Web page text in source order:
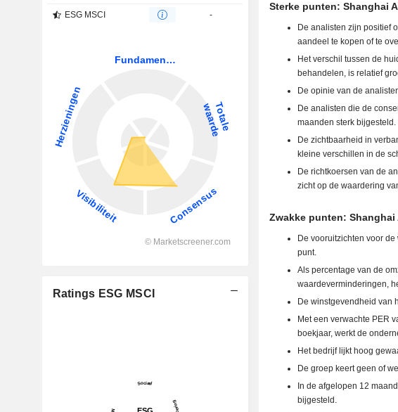
ESG MSCI -
Ratings ESG MSCI
Sterke punten: Shanghai
De analisten zijn positief
aandeel te kopen of te
Het verschil tussen de
behandelen, is relatief
De opinie van de
De analisten die de
maanden sterk bijgesteld.
De zichtbaarheid in
kleine verschillen in de
De richtkoersen van de
zicht op de waardering
Zwakke punten:
De vooruitzichten voor
punt.
Als percentage van de
waardeverminderingen,
De winstgevendheid van
Met een verwachte PER
boekjaar, werkt de
Het bedrijf lijkt hoog
De groep keert geen of
In de afgelopen 12
bijgesteld.